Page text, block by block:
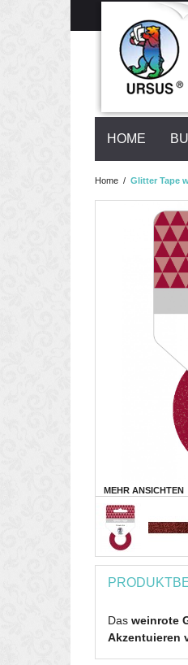
HOME
Home / Glitter Tape
MEHR ANSICHTEN
Das weinrote
Akzentuieren